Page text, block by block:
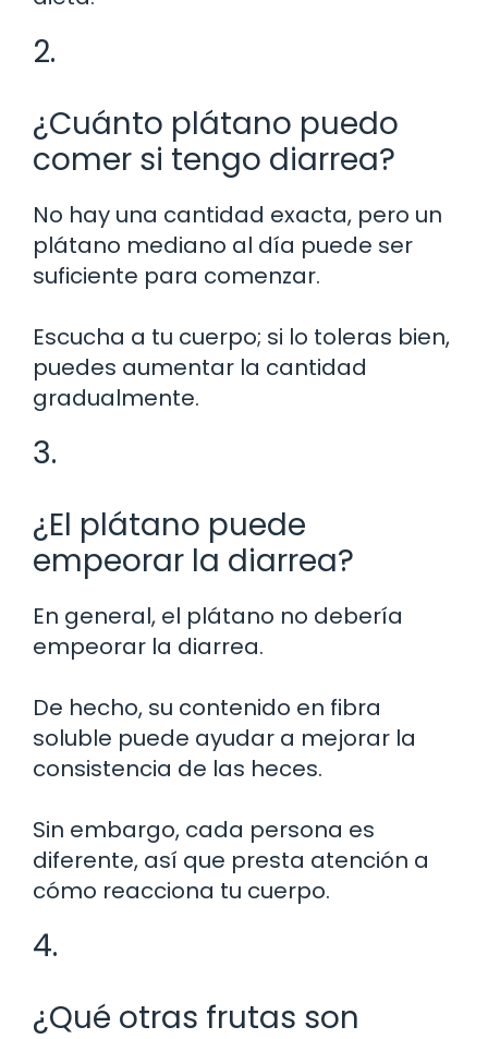
2.
¿Cuánto plátano puedo
comer si tengo diarrea?
No hay una cantidad exacta, pero un
plátano mediano al día puede ser
suficiente para comenzar.
Escucha a tu cuerpo; si lo toleras bien,
puedes aumentar la cantidad
gradualmente.
3.
¿El plátano puede
empeorar la diarrea?
En general, el plátano no debería
empeorar la diarrea.
De hecho, su contenido en fibra
soluble puede ayudar a mejorar la
consistencia de las heces.
Sin embargo, cada persona es
diferente, así que presta atención a
cómo reacciona tu cuerpo.
4.
¿Qué otras frutas son